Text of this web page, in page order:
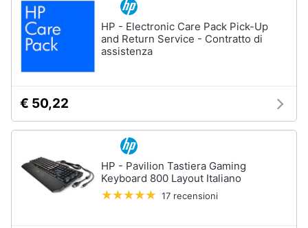
HP - Electronic Care Pack Pick-Up
and Return Service - Contratto di
assistenza
€ 50,22
HP - Pavilion Tastiera Gaming
Keyboard 800 Layout Italiano
17 recensioni